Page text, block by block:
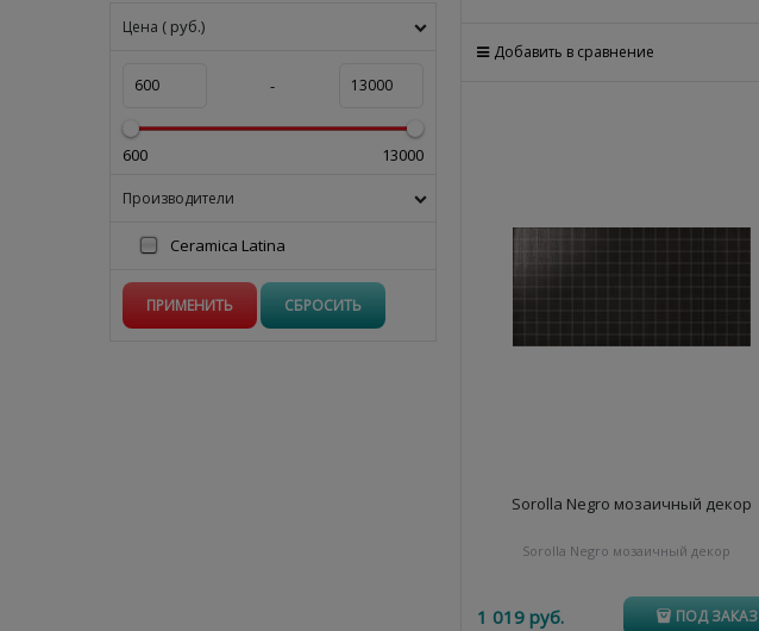
Цена ( руб.)
-
600 13000
Производители
Ceramica Latina
Добавить в сравнение
Sorolla Negro мозаичный декор
Sorolla Negro мозаичный декор
1 019 руб. ПОД ЗАКАЗ